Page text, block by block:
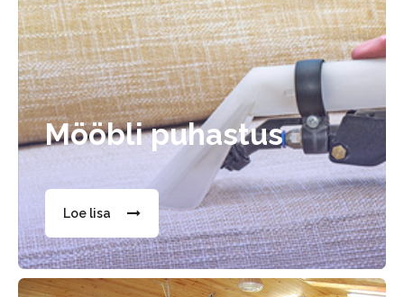
Mööbli puhastus
Loe lisa